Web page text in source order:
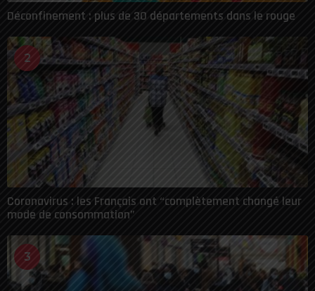
Déconfinement : plus de 30 départements dans le rouge
2
Coronavirus : les Français ont “complètement changé leur
mode de consommation”
3